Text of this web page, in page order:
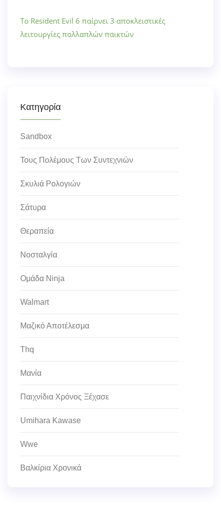
Το Resident Evil 6 παίρνει 3 αποκλειστικές
λειτουργίες πολλαπλών παικτών
Κατηγορία
Sandbox
Τους Πολέμους Των Συντεχνιών
Σκυλιά Ρολογιών
Σάτυρα
Θεραπεία
Νοσταλγία
Ομάδα Ninja
Walmart
Μαζικό Αποτέλεσμα
Thq
Μανία
Παιχνίδια Χρόνος Ξέχασε
Umihara Kawase
Wwe
Βαλκίρια Χρονικά